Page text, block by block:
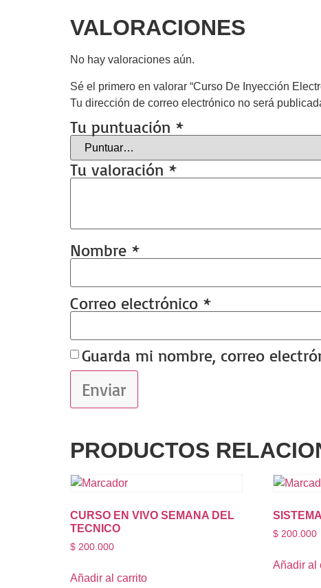
VALORACIONES
No hay valoraciones aún.
Sé el primero en valorar “Curso De Inyección
Tu dirección de correo electrónico no será
Tu puntuación *
Tu valoración *
Nombre *
Correo electrónico *
Guarda mi nombre, correo
PRODUCTOS
CURSO EN VIVO SEMANA DEL
TECNICO
$ 200.000
Añadir al carrito
$200.000
Añadir al